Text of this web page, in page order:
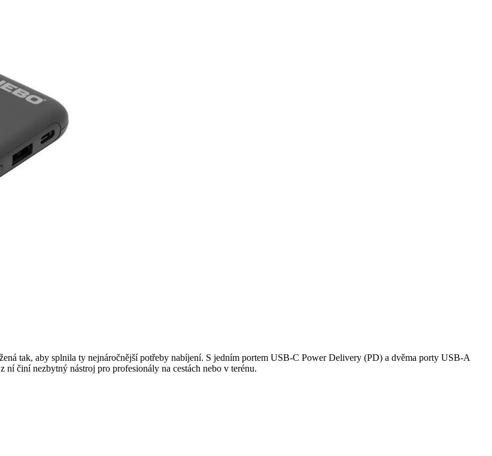
tak, aby splnila ty nejnáročnější potřeby nabíjení. S jedním portem USB-C Power Delivery (PD) a dvěma porty USB-A
činí nezbytný nástroj pro profesionály na cestách nebo v terénu.